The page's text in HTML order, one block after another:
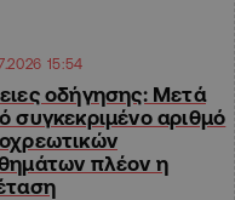
15:54
οδήγησης: Μετά
συγκεκριμένο αριθμό
πλέον η